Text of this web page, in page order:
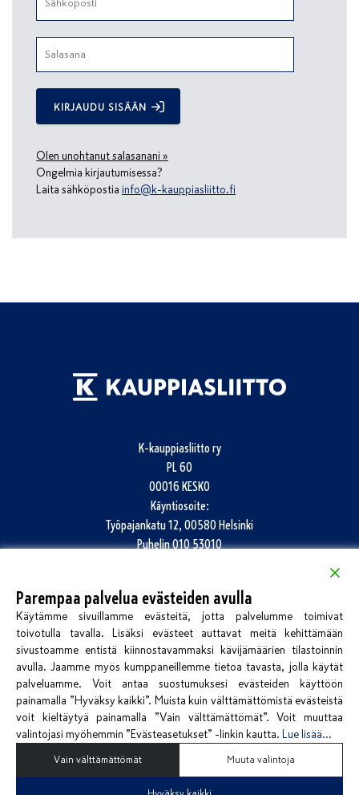
KIRJAUDU SISÄÄN
Olen unohtanut salasanani »
Ongelmia kirjautumisessa?
Laita sähköpostia info@k-kauppiasliitto.fi
K-kauppiasliitto ry
PL 60
00016 KESKO
Käyntiosoite:
Työpajankatu 12, 00580 Helsinki
Puhelin010 53010
Katso kaikki yhteystiedot
Jätä palautetta
Kirjaudu Kauppiassivuille
Parempaa palvelua evästeiden avulla
Käytämme sivuillamme evästeitä, jotta palvelumme toimivat
toivotulla tavalla. Lisäksi evästeet auttavat meitä kehittämään
sivustoamme entistä kiinnostavammaksi kävijämäärien tilastoinnin
avulla. Jaamme myös kumppaneillemme tietoa tavasta, jolla käytät
palveluamme. Voit antaa suostumuksesi evästeiden käyttöön
painamalla ”Hyväksy kaikki”. Muista kuin välttämättömistä evästeistä
voit kieltäytyä painamalla ”Vain välttämättömät”. Voit muuttaa
valintojasi myöhemmin ”Evästeasetukset” -linkin kautta. Lue lisää...
Vain välttämättömät Muuta valintoja